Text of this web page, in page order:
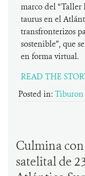
marco del
taurus en el
transfronterizos
sostenible”, que
en forma virtual.
READ THE
Posted in: Tiburon
Culmina
satelital de